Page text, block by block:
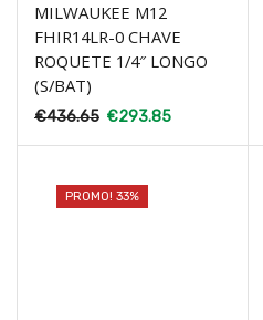
MILWAUKEE M12
FHIR14LR-0 CHAVE
ROQUETE 1/4″ LONGO
(S/BAT)
€436.65 €293.85
PROMO! 33%